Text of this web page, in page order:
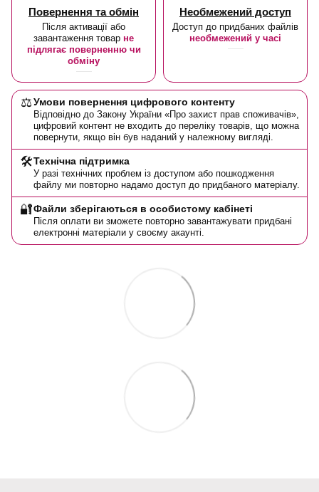
Повернення та обмін
Після активації або
завантаження товар не
підлягає поверненню чи
обміну
Необмежений доступ
Доступ до придбаних файлів
необмежений у часі
⚖️Умови повернення цифрового контенту
Відповідно до Закону України «Про захист прав споживачів»,
цифровий контент не входить до переліку товарів, що можна
повернути, якщо він був наданий у належному вигляді.
🛠️Технічна підтримка
У разі технічних проблем із доступом або пошкодження
файлу ми повторно надамо доступ до придбаного матеріалу.
🔐Файли зберігаються в особистому кабінеті
Після оплати ви зможете повторно завантажувати придбані
електронні матеріали у своєму акаунті.